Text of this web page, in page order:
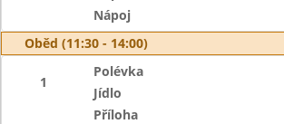
Nápoj
Oběd (11:30 - 14:00)
1
Polévka
Jídlo
Příloha